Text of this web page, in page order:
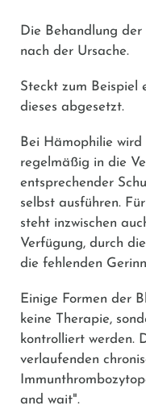
Die Behandlung
nach der Ursache.
Steckt zum Beispiel
dieses abgesetzt.
Bei Hämophilie
regelmäßig in die
entsprechender
selbst ausführen.
steht inzwischen
Verfügung, durch
die fehlenden
Einige Formen der
keine Therapie,
kontrolliert werden.
verlaufenden
and wait".